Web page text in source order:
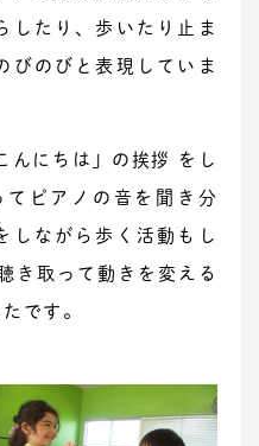
したり、歩いたり止ま
びのびと表現していま
んにちは」の挨拶 をし
ピアノの音を聞き分
しながら歩く活動もし
き取って動きを変える
です。